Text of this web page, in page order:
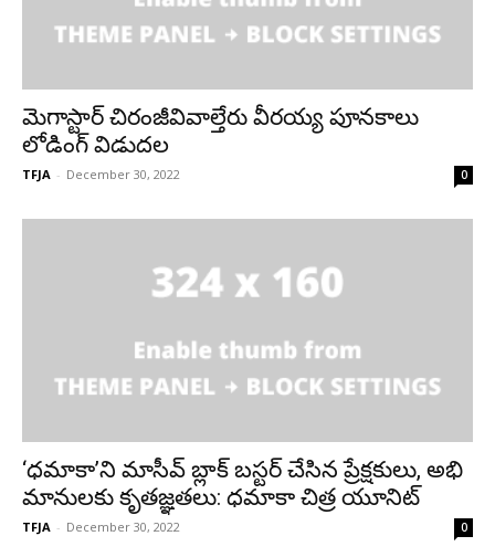
మెగాస్టార్ చిరంజీవివాల్తేరు వీరయ్య పూనకాలు
లోడింగ్ విడుదల
TFJA - December 30, 2022 0
‘ధమాకా’ని మాసీవ్ బ్లాక్ బస్టర్ చేసిన ప్రేక్షకులు, అభి
మానులకు కృతజ్ఞతలు: ధమాకా చిత్ర యూనిట్
TFJA - December 30, 2022 0